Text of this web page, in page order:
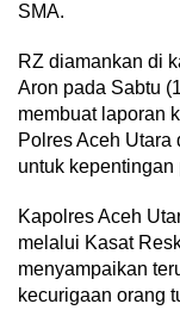
SMA.
RZ diamankan di
Aron pada Sabtu
membuat laporan
Polres Aceh Utara
untuk
Kapolres Aceh
melalui Kasat
menyampaikan
kecurigaan orang